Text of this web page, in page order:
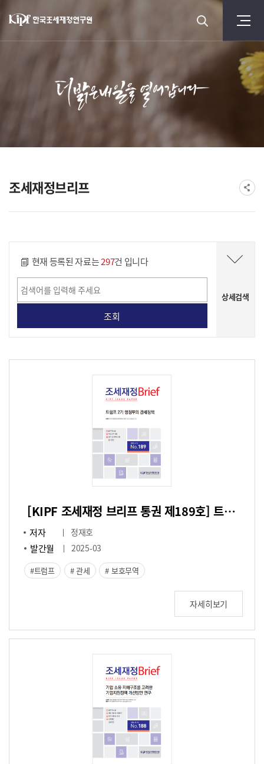
조세재정브리프
현재 등록된 자료는297건 입니다
상세검색
[KIPF 조세재정 브리프 통권 제189호] 트럼프 2기 행정부의 관세정책
저자 정재호
발간월 2025-03
트럼프 관세 보호무역
자세히보기